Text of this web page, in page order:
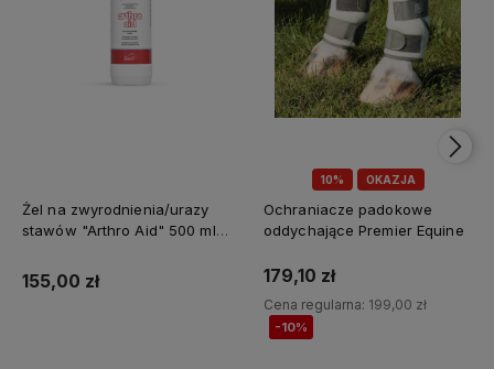
Żel na zwyrodnienia/urazy
stawów "Arthro Aid" 500 ml
155,00 zł
10% OKAZJA
Ochraniacze padokowe
oddychające Premier Equine
179,10 zł
Cena regularna: 199,00 zł
-10%